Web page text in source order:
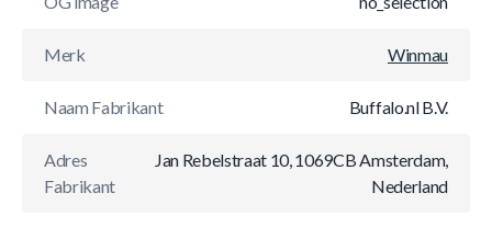
Merk Winmau
Naam Fabrikant Buffalo.nl B.V.
Adres
Fabrikant
Jan Rebelstraat 10, 1069CB Amsterdam,
Nederland